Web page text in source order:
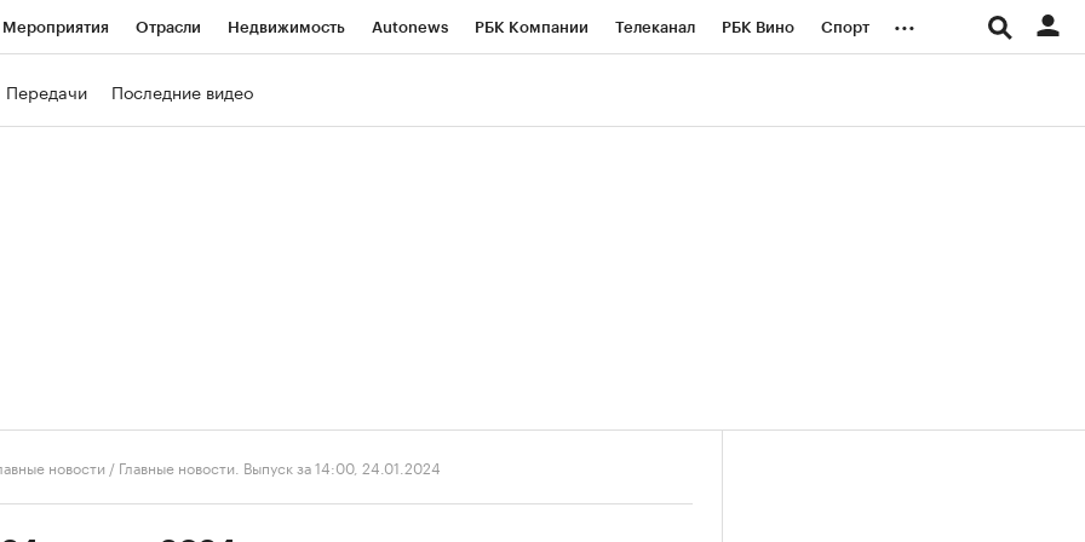
Мероприятия Отрасли Недвижимость Autonews РБК Компании Телеканал РБК Вино Спорт ...
Передачи Последние видео
новости / Главные новости. Выпуск за 14:00, 24.01.2024